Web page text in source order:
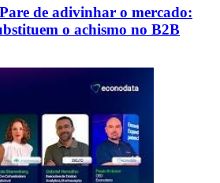
de adivinhar o mercado:
o achismo no B2B